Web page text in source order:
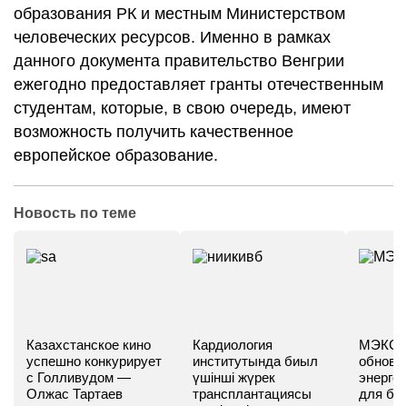
образования РК и местным Министерством
человеческих ресурсов. Именно в рамках
данного документа правительство Венгрии
ежегодно предоставляет гранты отечественным
студентам, которые, в свою очередь, имеют
возможность получить качественное
европейское образование.
Новость по теме
Казахстанское кино
успешно конкурирует
с Голливудом —
Олжас Тартаев
Кардиология
институтында биыл
үшінші жүрек
трансплантациясы
МЭКС -
для